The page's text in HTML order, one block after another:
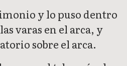
y lo puso dentro
varas en el arca, y
sobre el arca.